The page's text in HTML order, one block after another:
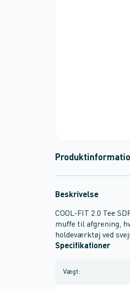
Beskrivelse
COOL-FIT 2.0 Tee
muffe til afgrening,
holdeværktøj ved
Specifikationer
Vægt: